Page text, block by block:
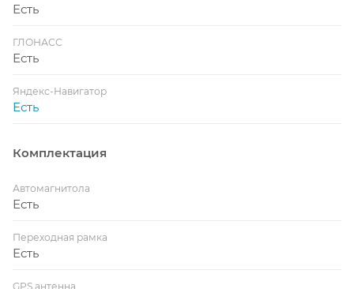
Есть
ГЛОНАСС
Есть
Яндекс-Навигатор
Есть
Комплектация
Автомагнитола
Есть
Переходная рамка
Есть
GPS антенна